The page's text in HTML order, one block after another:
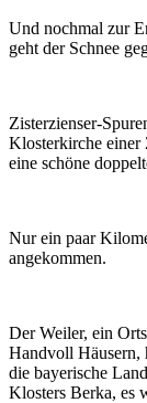
Und nochmal zur
geht der Schnee
Zisterzienser-
Klosterkirche einer
eine schöne
Nur ein paar
angekommen.
Der Weiler, ein
Handvoll Häusern,
die bayerische
Klosters Berka, es